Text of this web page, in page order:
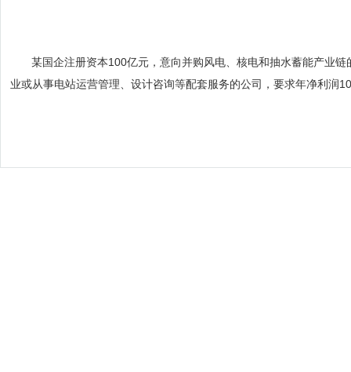
某国企注册资本100亿元，意向并购风电、核电和抽水蓄能产业链
业或从事电站运营管理、设计咨询等配套服务的公司，要求年净利润1